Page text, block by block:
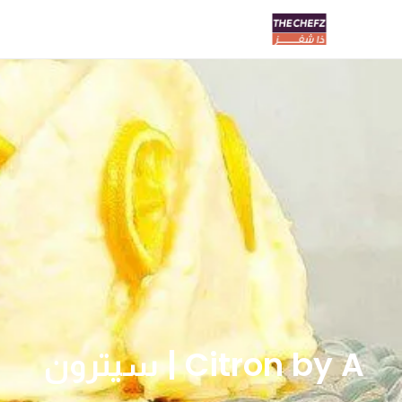
Citron by A | سيترون